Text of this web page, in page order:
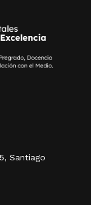
Santiago